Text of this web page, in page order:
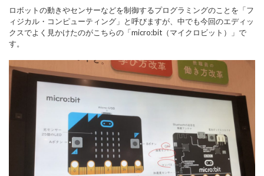
ロボットの動きやセンサーなどを制御するプログラミングのことを「フ
ィジカル・コンピューティング」と呼びますが、中でも今回のエディッ
クスでよく見かけたのがこちらの「micro:bit（マイクロビット）」で
す。